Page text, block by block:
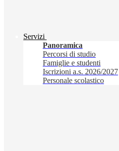
Servizi
Panoramica
Percorsi di studio
Famiglie e studenti
Iscrizioni a.s. 2026/2027
Personale scolastico